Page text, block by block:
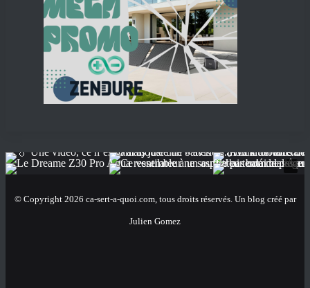
© Copyright 2026 ca-sert-a-quoi.com, tous droits réservés. Un blog créé par
Julien Gomez